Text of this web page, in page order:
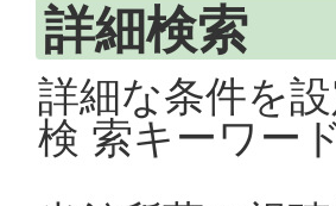
詳細検索
詳細な条件を
検 索キーワー